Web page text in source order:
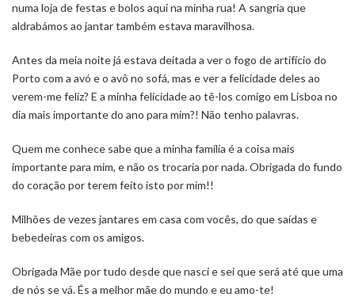
numa loja de festas e bolos aqui na minha rua! A sangria que
aldrabámos ao jantar também estava maravilhosa.
Antes da meia noite já estava deitada a ver o fogo de artifício do
Porto com a avó e o avô no sofá, mas e ver a felicidade deles ao
verem-me feliz? E a minha felicidade ao tê-los comigo em Lisboa no
dia mais importante do ano para mim?! Não tenho palavras.
Quem me conhece sabe que a minha família é a coisa mais
importante para mim, e não os trocaria por nada. Obrigada do fundo
do coração por terem feito isto por mim!!
Milhões de vezes jantares em casa com vocês, do que saídas e
bebedeiras com os amigos.
Obrigada Mãe por tudo desde que nasci e sei que será até que uma
de nós se vá. És a melhor mãe do mundo e eu amo-te!